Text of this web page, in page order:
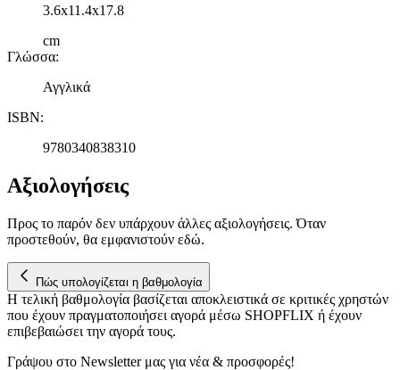
3.6x11.4x17.8
cm
Γλώσσα:
Αγγλικά
ISBN:
9780340838310
Αξιολογήσεις
Προς το παρόν δεν υπάρχουν άλλες αξιολογήσεις. Όταν
προστεθούν, θα εμφανιστούν εδώ.
Πώς υπολογίζεται η βαθμολογία
Η τελική βαθμολογία βασίζεται αποκλειστικά σε κριτικές χρηστών
που έχουν πραγματοποιήσει αγορά μέσω SHOPFLIX ή έχουν
επιβεβαιώσει την αγορά τους.
Γράψου στο Νewsletter μας για νέα & προσφορές!